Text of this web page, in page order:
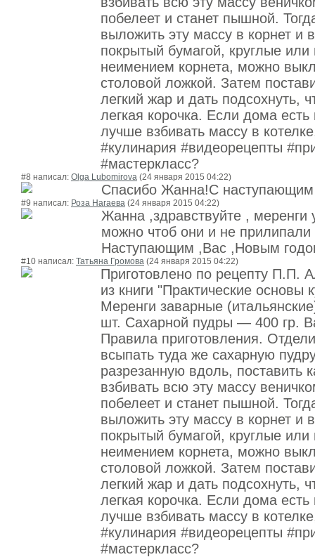
побелеет и станет пышной.
выложить эту массу в корнет и
покрытый бумагой, круглые
неимением корнета, можно
столовой ложкой. Затем
легкий жар и дать подсохнуть,
легкая корочка. Если дома есть
лучше взбивать массу в
#кулинария #видеорецепты
#мастеркласс?
#8 написал: Olga Lubomirova (24 января 2015 04:22)
Спасибо Жанна!С
#9 написал: Роза Нагаева (24 января 2015 04:22)
Жанна ,здравствуйте , меренги
можно чтоб они и не
Наступающим ,Вас ,Новым
#10 написал: Татьяна Громова (24 января 2015 04:22)
Приготовлено по рецепту П.П.
из книги "Практические основы
Меренги заварные
шт. Сахарной пудры — 400 гр.
Правила приготовления.
всыпать туда же сахарную
разрезанную вдоль, поставить
взбивать всю эту массу
побелеет и станет пышной.
выложить эту массу в корнет и
покрытый бумагой, круглые
неимением корнета, можно
столовой ложкой. Затем
легкий жар и дать подсохнуть,
легкая корочка. Если дома есть
лучше взбивать массу в
#кулинария #видеорецепты
#мастеркласс?